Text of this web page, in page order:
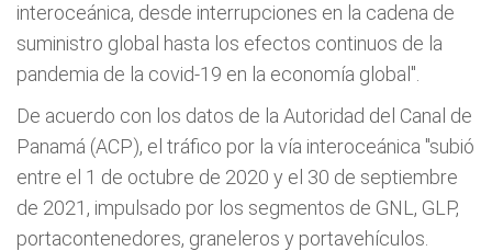
interoceánica, desde interrupciones en la cadena de
suministro global hasta los efectos continuos de la
pandemia de la covid-19 en la economía global".
De acuerdo con los datos de la Autoridad del Canal de
Panamá (ACP), el tráfico por la vía interoceánica "subió
entre el 1 de octubre de 2020 y el 30 de septiembre
de 2021, impulsado por los segmentos de GNL, GLP,
portacontenedores, graneleros y portavehículos.